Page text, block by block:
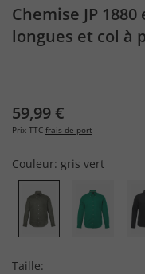
Chemise JP
longues et col à
59,99 €
Prix TTC frais de port
Couleur: gris vert
Taille: